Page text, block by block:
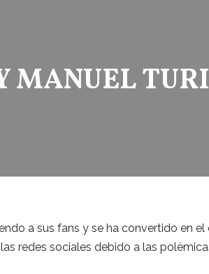
a sus fans y se ha convertido en
redes sociales debido a las